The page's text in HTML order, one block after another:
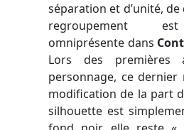
séparation et d’unité,
regroupement
omniprésente dans
Lors des premières
personnage, ce
modification de la part
silhouette est